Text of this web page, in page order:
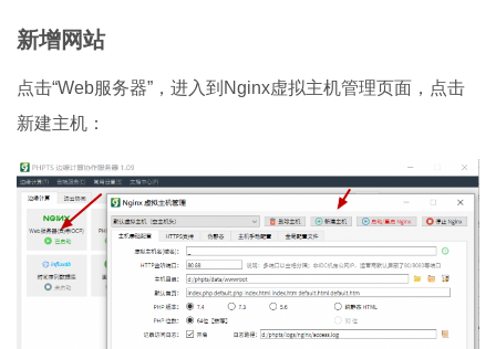
新增网站
点击“Web服务器”，进入到Nginx虚拟主机管理页面，点击
新建主机：